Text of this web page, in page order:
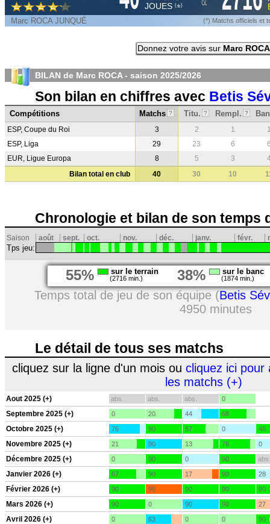
JOUES (*)
Marc ROCA JUNQUÉ (*) Matchs officiels et
Donnez votre avis sur Marc ROCA
BILAN de Marc ROCA - saison 2025/2026
Son bilan en chiffres avec Betis
Compétitions Matchs ? Titu. ? Rempl. ?
ESP, Coupe du Roi 3 2 1
ESP, Liga
29 23 6
EUR, Ligue Europa
8 5 3
Bilan total en club
40 30 10
Chronologie et bilan de son temps
Saison août sept. oct. nov. déc. janv. févr.
Tps jeu:
55% sur le terrain
(2716 min.) 38% sur le banc
(1874 min.)
Temps total de jeu de son équipe (Betis
4950 minutes
Le détail de tous ses matchs
cliquez sur la ligne d'un mois ou cliquez ici pour
les matchs (+)
Aout 2025 (+) abs. abs. abs. 0
Septembre 2025 (+) 0 20 44 68
Octobre 2025 (+) 76 90 57 0 46
Novembre 2025 (+) 21 90 13 76 0
Décembre 2025 (+) 0 90 0 90 abs.
Janvier 2026 (+) 67 90 17 90 28
Février 2026 (+) 90 90 90 90 90
Mars 2026 (+) 90 0 90 90 27
Avril 2026 (+) 0 63 0 0 90